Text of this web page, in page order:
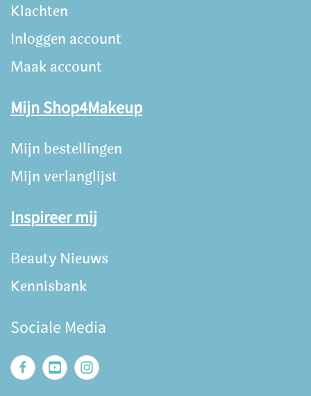
Klachten
Inloggen account
Maak account
Mijn Shop4Makeup
Mijn bestellingen
Mijn verlanglijst
Inspireer mij
Beauty Nieuws
Kennisbank
Sociale Media